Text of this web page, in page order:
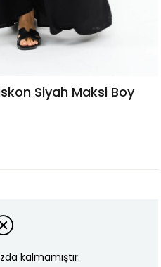
Siyah Maksi Boy
kalmamıştır.